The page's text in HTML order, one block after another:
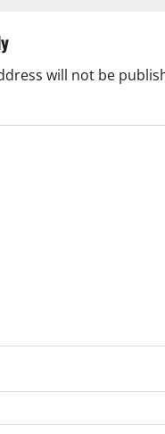
will not be